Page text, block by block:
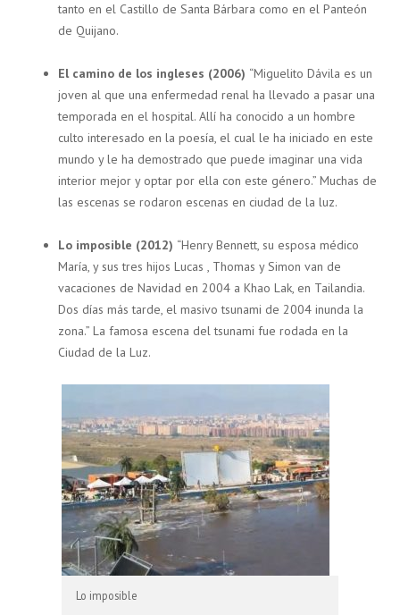
tanto en el Castillo de Santa Bárbara como en el Panteón
de Quijano.
El camino de los ingleses (2006) “Miguelito Dávila es un
joven al que una enfermedad renal ha llevado a pasar una
temporada en el hospital. Allí ha conocido a un hombre
culto interesado en la poesía, el cual le ha iniciado en este
mundo y le ha demostrado que puede imaginar una vida
interior mejor y optar por ella con este género.” Muchas de
las escenas se rodaron escenas en ciudad de la luz.
Lo imposible (2012) “Henry Bennett, su esposa médico
María, y sus tres hijos Lucas , Thomas y Simon van de
vacaciones de Navidad en 2004 a Khao Lak, en Tailandia.
Dos días más tarde, el masivo tsunami de 2004 inunda la
zona.” La famosa escena del tsunami fue rodada en la
Ciudad de la Luz.
Lo imposible